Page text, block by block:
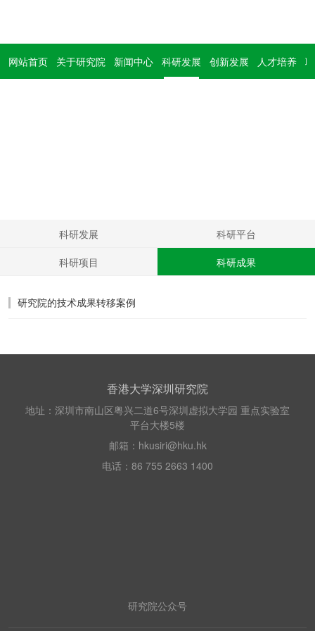
网站首页 关于研究院 新闻中心 科研发展 创新发展 人才培养
科研发展
科研平台
科研项目
科研成果
研究院的技术成果转移案例
香港大学深圳研究院
地址：深圳市南山区粤兴二道6号深圳虚拟大学园 重点实验室
平台大楼5楼
邮箱：hkusiri@hku.hk
电话：86 755 2663 1400
研究院公众号